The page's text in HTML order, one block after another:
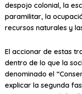
despojo colonial, la
paramilitar, la
recursos naturales y
El accionar de estas
dentro de lo que la
denominado el
explicar la segunda